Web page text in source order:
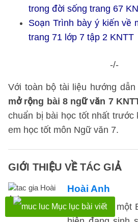
trong đời sống trang 67
Soạn Trình bày ý kiến về
trang 71 lớp 7 tập 2 KNTT
-/-
Với toàn bộ tài liệu hướng
mở rộng bài 8 ngữ văn 7
chuẩn bị bài học tốt nhất trước
em học tốt môn Ngữ văn 7.
GIỚI THIỆU VỀ TÁC GIẢ
Hoài Anh
Hoài Anh là một
Mục lục bài viết